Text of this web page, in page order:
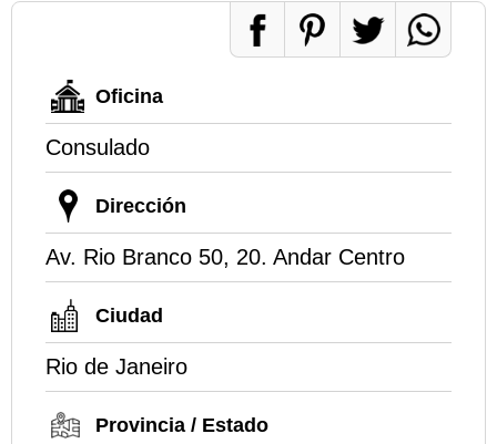
Oficina
Consulado
Dirección
Av. Rio Branco 50, 20. Andar Centro
Ciudad
Rio de Janeiro
Provincia / Estado